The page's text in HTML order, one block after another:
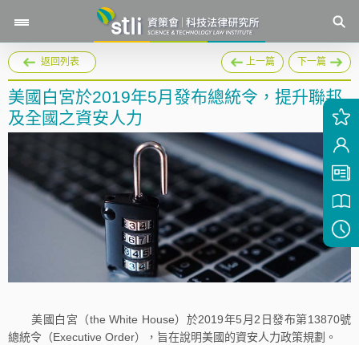
返回列表 上一篇 下一篇
美國白宮於2019年5月發布總統令，提升聯邦
及全國之資安人力
美國白宮（the White House）於2019年5月2日發布第13870號
總統令（Executive Order），旨在說明美國的資安人力政策規劃。